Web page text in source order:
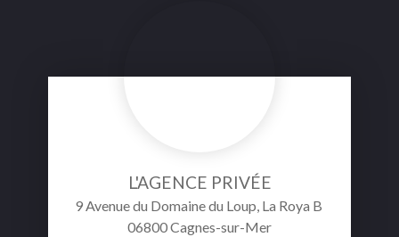
L'AGENCE PRIVÉE
9 Avenue du Domaine du Loup, La Roya B
06800 Cagnes-sur-Mer